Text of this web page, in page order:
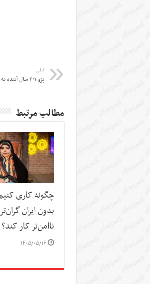
قبلی
پژو ۳۰۱ سال آینده به بازار می‌آید
مطالب مرتبط
چگونه کاری
بدون ایران
ناامن‌تر کار کند؟
۱۴۰۵/۰۵/۱۶